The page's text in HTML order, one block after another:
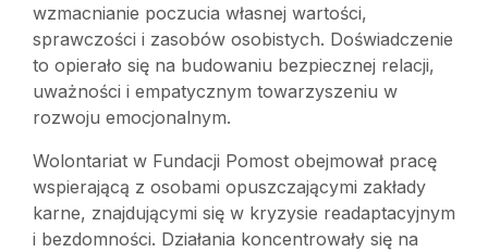
wzmacnianie poczucia własnej wartości,
sprawczości i zasobów osobistych. Doświadczenie
to opierało się na budowaniu bezpiecznej relacji,
uważności i empatycznym towarzyszeniu w
rozwoju emocjonalnym.
Wolontariat w Fundacji Pomost obejmował pracę
wspierającą z osobami opuszczającymi zakłady
karne, znajdującymi się w kryzysie readaptacyjnym
i bezdomności. Działania koncentrowały się na